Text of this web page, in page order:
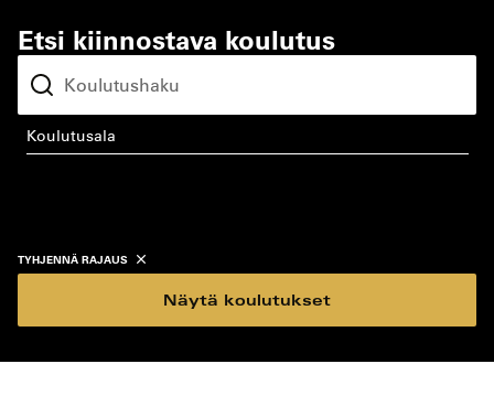
Etsi kiinnostava koulutus
koulutusala
TYHJENNÄ RAJAUS
Näytä koulutukset